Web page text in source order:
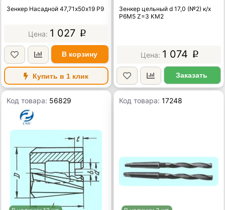
Зенкер Насадной 47,71х50х19 Р9
1 027 p
В корзину
Купить в 1 клик
Зенкер цельный d 17,0 (№2) к/х
Р6М5 Z=3 КМ2
1 074 p
Заказать
Код товара: 56829 Код товара:17248